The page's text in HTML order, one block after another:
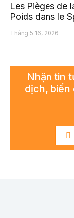
Les Pièges de
Poids dans le
Tháng 5 16, 2026
Nhận tin
dịch, biến